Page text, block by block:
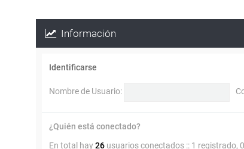
Información
Identificarse
Nombre de Usuario:
¿Quién está conectado?
En total hay26 usuarios conectados :: 1 registrado,